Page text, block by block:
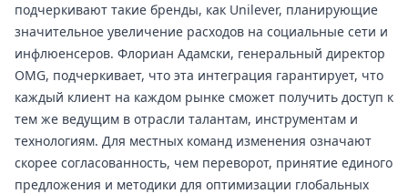
подчеркивают такие бренды, как Unilever, планирующие
значительное увеличение расходов на социальные сети и
инфлюенсеров. Флориан Адамски, генеральный директор
OMG, подчеркивает, что эта интеграция гарантирует, что
каждый клиент на каждом рынке сможет получить доступ к
тем же ведущим в отрасли талантам, инструментам и
технологиям. Для местных команд изменения означают
скорее согласованность, чем переворот, принятие единого
предложения и методики для оптимизации глобальных